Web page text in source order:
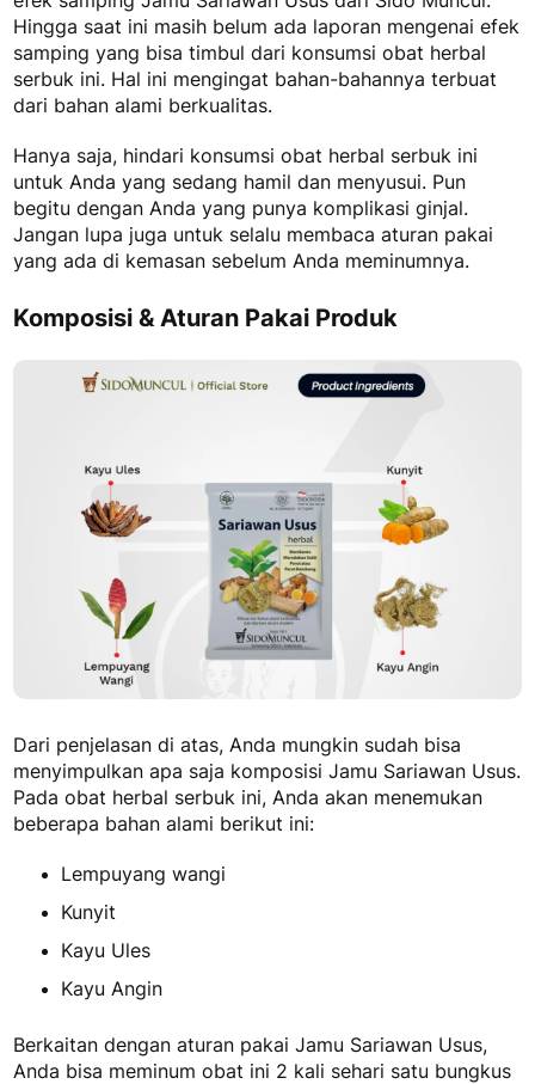
Hingga saat ini masih belum ada laporan mengenai efek
samping yang bisa timbul dari konsumsi obat herbal
serbuk ini. Hal ini mengingat bahan-bahannya terbuat
dari bahan alami berkualitas.
Hanya saja, hindari konsumsi obat herbal serbuk ini
untuk Anda yang sedang hamil dan menyusui. Pun
begitu dengan Anda yang punya komplikasi ginjal.
Jangan lupa juga untuk selalu membaca aturan pakai
yang ada di kemasan sebelum Anda meminumnya.
Komposisi & Aturan Pakai Produk
Dari penjelasan di atas, Anda mungkin sudah bisa
menyimpulkan apa saja komposisi Jamu Sariawan Usus.
Pada obat herbal serbuk ini, Anda akan menemukan
beberapa bahan alami berikut ini:
Lempuyang wangi
Kunyit
Kayu Ules
Kayu Angin
Berkaitan dengan aturan pakai Jamu Sariawan Usus,
Anda bisa meminum obat ini 2 kali sehari satu bungkus